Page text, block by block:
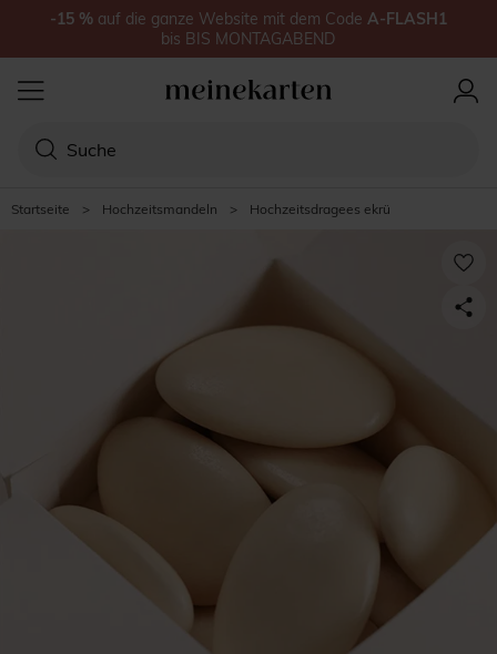
Startseite > Hochzeitsmandeln > Hochzeitsdragees ekrü
-15 % auf die ganze Website mit dem Code A-FLASH1
bis BIS MONTAGABEND